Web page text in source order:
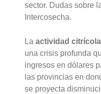
sector. Dudas sobre
Intercosecha.
Laactividad
una crisis profunda
ingresos en dólares
las provincias en
se proyecta